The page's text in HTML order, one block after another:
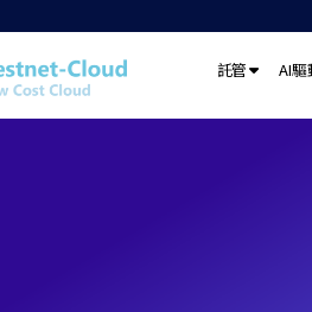
託管 AI